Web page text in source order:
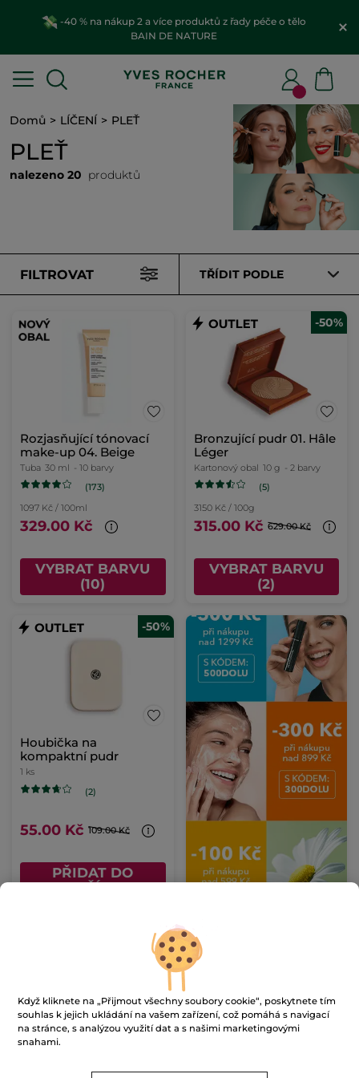
-40 % na nákup 2 a více produktů z řady péče o tělo
BAIN DE NATURE
Domů LÍČENÍ PLEŤ
PLEŤ
nalezeno 20 produktů
FILTROVAT TŘÍDIT PODLE
Rozjasňující tónovací
make-up 04. Beige
Tuba 30 ml - 10 barvy
(173)
1097 Kč / 100ml
329.00 Kč
VYBRAT BARVU
(10)
-50%
Bronzující pudr 01. Hâle
Léger
Kartonový obal 10 g - 2 barvy
(5)
3150 Kč / 100g
315.00 Kč 629.00 Kč
VYBRAT BARVU
(2)
-50%
Houbička na
kompaktní pudr
1 ks
(2)
55.00 Kč 109.00 Kč
PŘIDAT DO
KOŠÍKU
-60%
Zmatňující makeup pro
Když kliknete na „Přijmout všechny soubory cookie“, poskytnete tím
souhlas k jejich ukládání na vašem zařízení, což pomáhá s navigací
na stránce, s analýzou využití dat a s našimi marketingovými
snahami.